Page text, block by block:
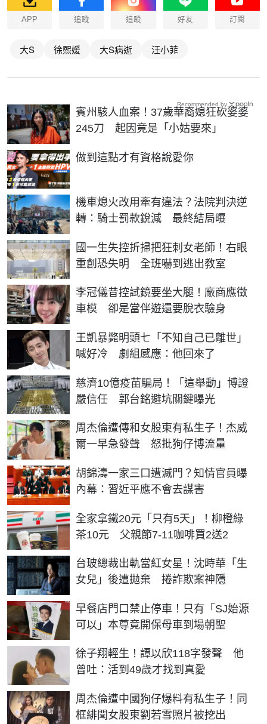
APP 追蹤 追蹤 好友 訂閱
大S 徐熙媛 大S病逝 汪小菲
賓州駭人血案！37歲華裔媳狂砍婆婆
245刀 起因竟是「小姑要來」
做到這點才有資格說愛你
PR
機車熄火改用牽有違法？法院判決逆
轉：騎士罰款銳減 最終結局曝
國一生失控折掃把狂刺女老師！右眼
重創恐失明 全班嚇到逃出教室
李冠儀昔控試鏡要坐大腿！廠商應徵
車模 卻是當伴遊還要脫衣驗身
王凱暴斃明頭七「不知自己已離世」
喊好冷 劇組感應：他回來了
慈濟10億疫苗騙局！「這舉動」博證
嚴信任 郭台銘避坑關鍵曝光
周杰倫遭傳和女股東有私生子！杰威
爾一早急發聲 怒批狗仔博流量
胡錦濤一家三口遭滅門？知情官員曝
內幕：習近平應不會去謀害
全家拿鐵20元「只有5天」！柳橙綠
茶10元 父親節7-11咖啡買2送2
台玻總裁出軌當紅女星！沈時華「生
女兒」後遭拋棄 捲詐欺案神隱
早餐店門口禁止停車！只有「SJ始源
可以」本尊竟開保母車到場朝聖
徐子翔輕生！譚以欣118字發聲 他
曾吐：活到49歲才找到真愛
周杰倫遭中國狗仔爆料有私生子！同
框緋聞女股東劉若雪照片被挖出
Recommended by